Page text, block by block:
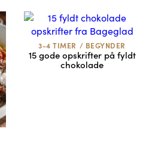
3-4 TIMER / BEGYNDER
15 gode opskrifter på fyldt
chokolade